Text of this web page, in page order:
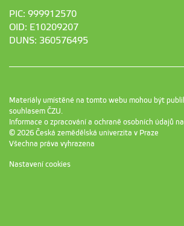
PIC: 999912570
OID: E10209207
DUNS: 360576495
Materiály umístěné na tomto webu mohou být
souhlasem ČZU.
Informace o zpracování a ochraně osobních údajů na
© 2026 Česká zemědělská univerzita v Praze
Všechna práva vyhrazena
Nastavení cookies